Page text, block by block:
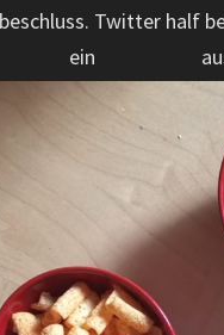
Twitter half
ein